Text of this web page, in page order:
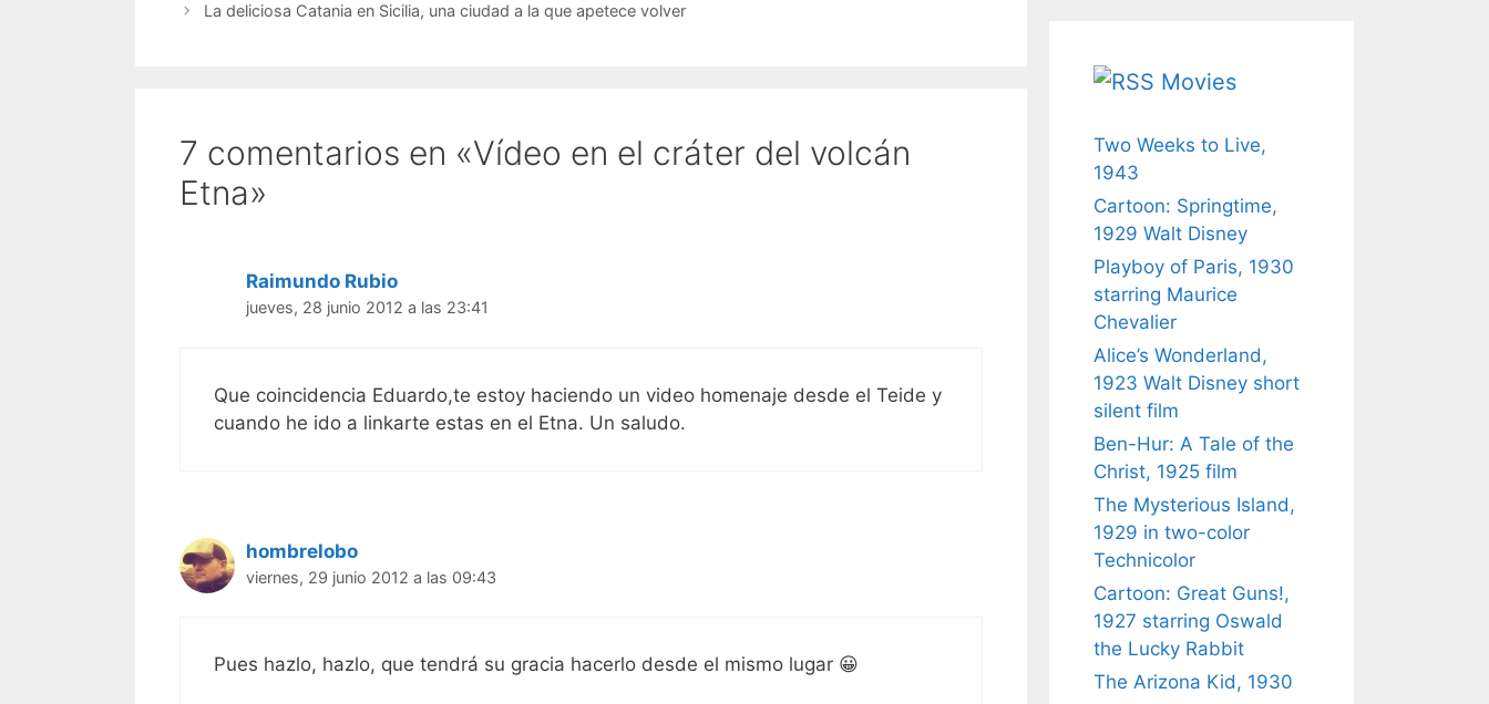
La deliciosa Catania en Sicilia, una ciudad a la que apetece volver
7 comentarios en «Vídeo en el cráter del volcán
Etna»
Raimundo Rubio
jueves, 28 junio 2012 a las 23:41
Que coincidencia Eduardo,te estoy haciendo un video homenaje desde el Teide y
cuando he ido a linkarte estas en el Etna. Un saludo.
hombrelobo
viernes, 29 junio 2012 a las 09:43
Pues hazlo, hazlo, que tendrá su gracia hacerlo desde el mismo lugar 😀
Movies
Two Weeks to Live,
1943
Cartoon: Springtime,
1929 Walt Disney
Playboy of Paris, 1930
starring Maurice
Chevalier
Alice’s Wonderland,
1923 Walt Disney short
silent film
Ben-Hur: A Tale of the
Christ, 1925 film
The Mysterious Island,
1929 in two-color
Technicolor
Cartoon: Great Guns!,
1927 starring Oswald
the Lucky Rabbit
The Arizona Kid, 1930